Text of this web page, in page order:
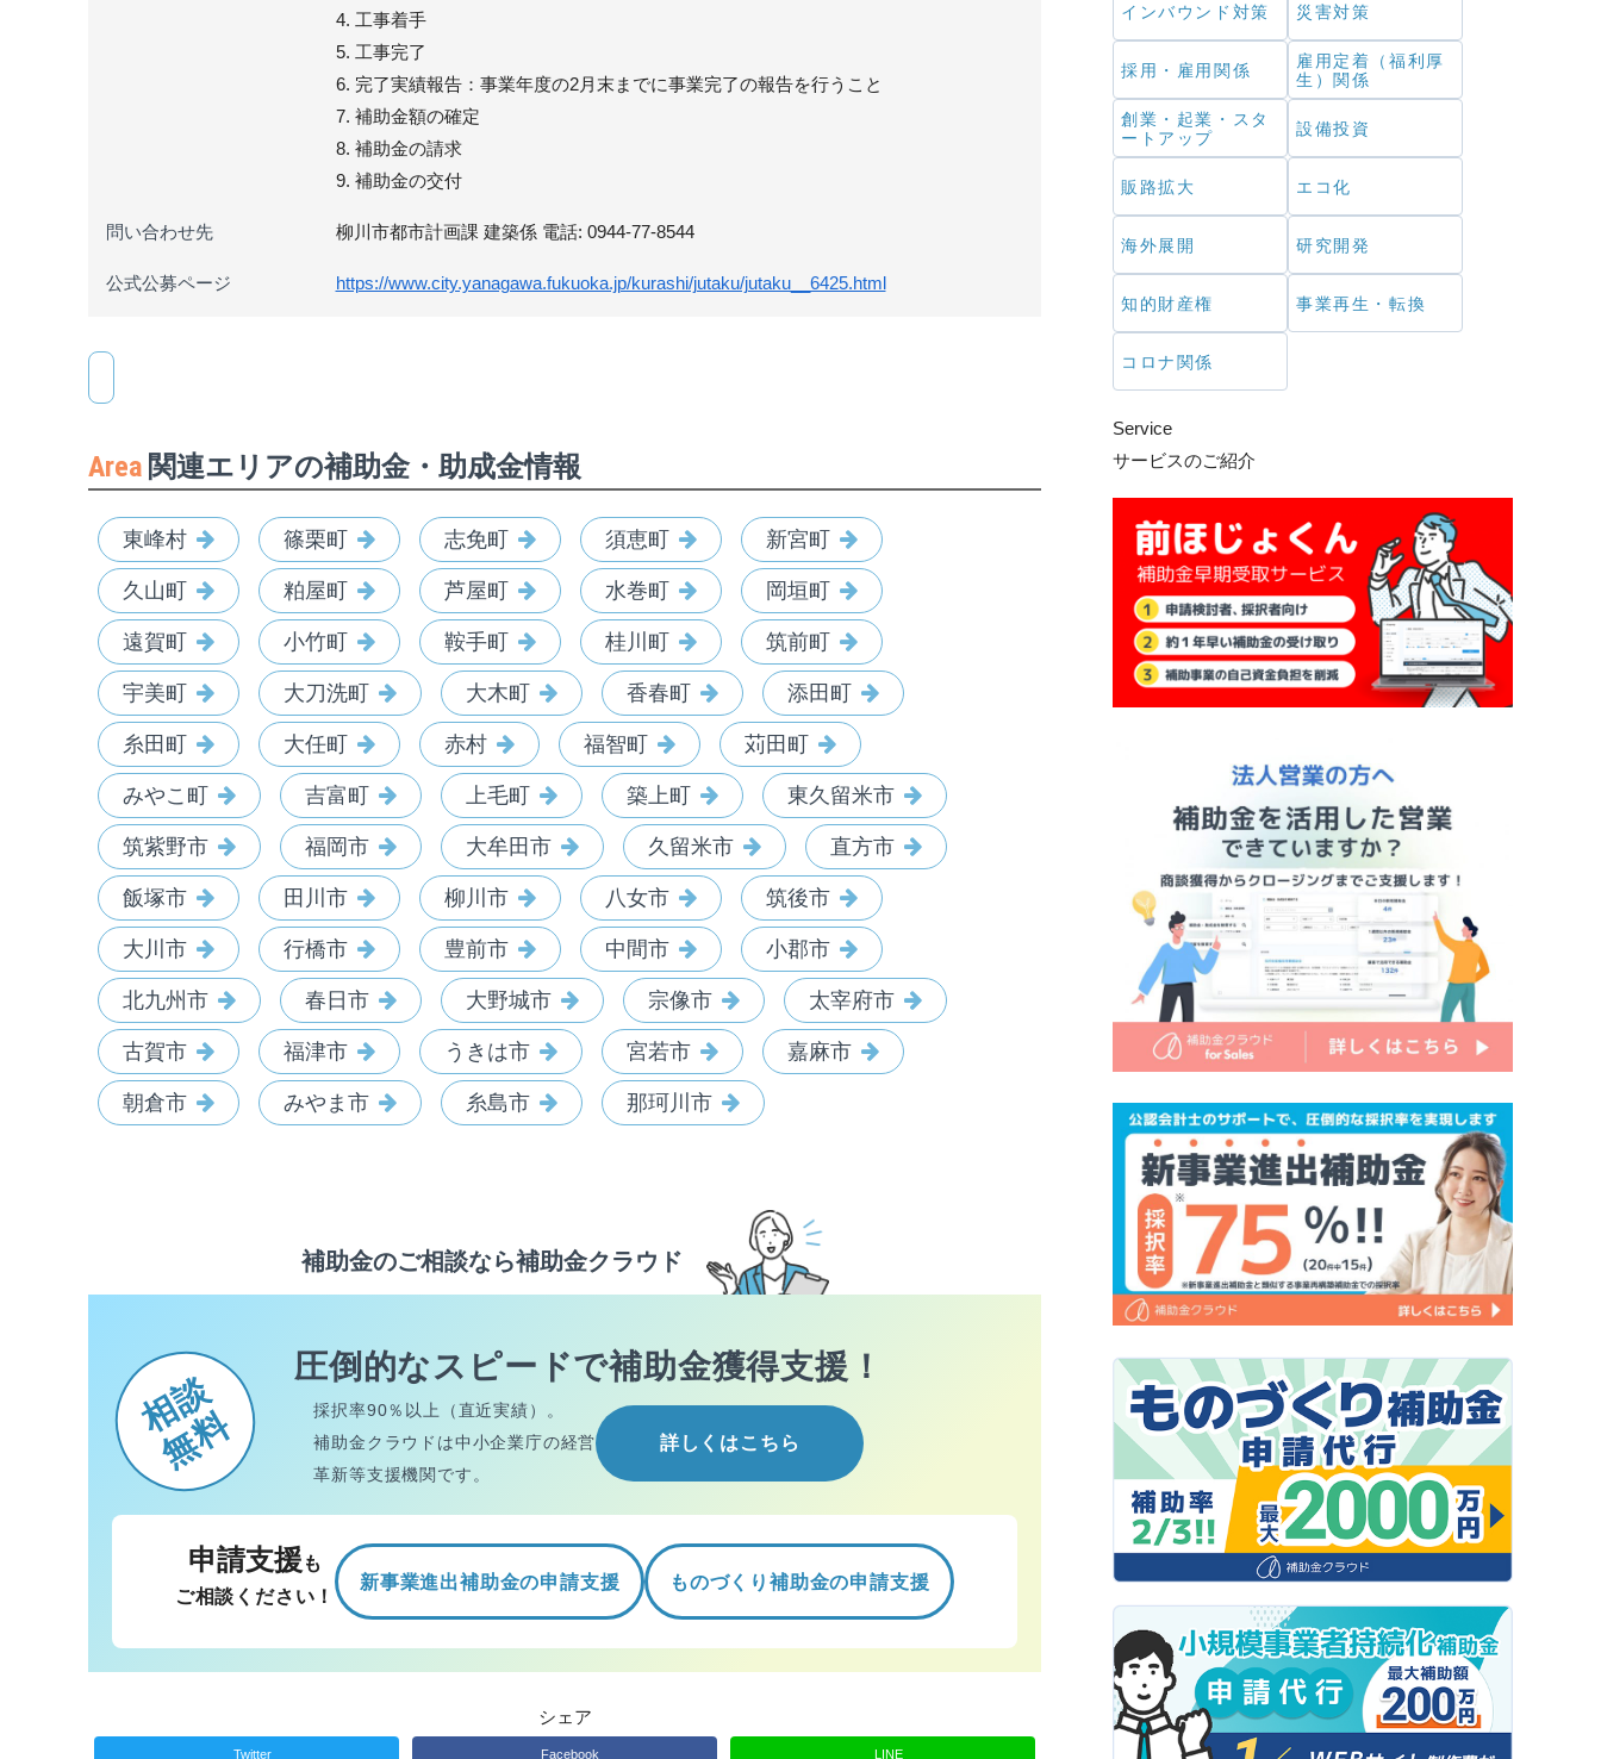
4. 工事着手
5. 工事完了
6. 完了実績報告：事業年度の2月末までに事業完了の報告を行うこと
7. 補助金額の確定
8. 補助金の請求
9. 補助金の交付
問い合わせ先 柳川市都市計画課 建築係 電話: 0944-77-8544
公式公募ページ https://www.city.yanagawa.fukuoka.jp/kurashi/jutaku/jutaku__6425.html
Area 関連エリアの補助金・助成金情報
東峰村 篠栗町 志免町 須恵町 新宮町
久山町 粕屋町 芦屋町 水巻町 岡垣町
遠賀町 小竹町 鞍手町 桂川町 筑前町
宇美町 大刀洗町 大木町 香春町 添田町
糸田町 大任町 赤村 福智町 苅田町
みやこ町 吉富町 上毛町 築上町 東久留米市
筑紫野市 福岡市 大牟田市 久留米市 直方市
飯塚市 田川市 柳川市 八女市 筑後市
大川市 行橋市 豊前市 中間市 小郡市
北九州市 春日市 大野城市 宗像市 太宰府市
古賀市 福津市 うきは市 宮若市 嘉麻市
朝倉市 みやま市 糸島市 那珂川市
補助金のご相談なら補助金クラウド
相談
無料
圧倒的なスピードで補助金獲得支援！
採択率90％以上（直近実績）。
補助金クラウドは中小企業庁の経営
革新等支援機関です。
詳しくはこちら
申請支援 も
ご相談ください！
新事業進出補助金の申請支援 ものづくり補助金の申請支援
シェア
Twitter Facebook LINE
インバウンド対策 災害対策
採用・雇用関係
雇用定着（福利厚
生）関係
創業・起業・スタ
ートアップ
設備投資
販路拡大 エコ化
海外展開 研究開発
知的財産権 事業再生・転換
コロナ関係
Service
サービスのご紹介